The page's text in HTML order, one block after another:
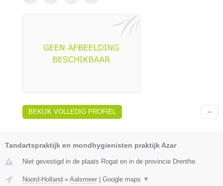
BEKIJK VOLLEDIG PROFIEL
Tandartspraktijk en mondhygienisten praktijk Azar
Niet gevestigd in de plaats Rogat en in de provincie Drenthe.
Noord-Holland » Aalsmeer Google maps ▼